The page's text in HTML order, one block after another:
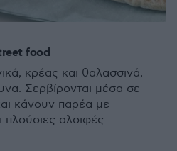
food
κρέας και θαλασσινά,
Σερβίρονται μέσα σε
κάνουν παρέα με
πλούσιες αλοιφές.